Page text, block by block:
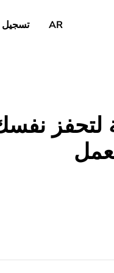
AR تسجيل
لتحفز